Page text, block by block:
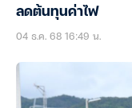
ลดต้นทุนค่าไฟ
04 ธ.ค. 68 16:49 น.